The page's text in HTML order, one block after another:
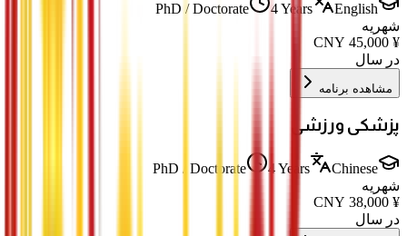
PhD / Doctorate 4 Years
English
شهریه
¥
45,000
در سال
مشاهده برنامه
پزشکی ورزشی
PhD / Doctorate 4 Years
Chinese
شهریه
¥
38,000
در سال